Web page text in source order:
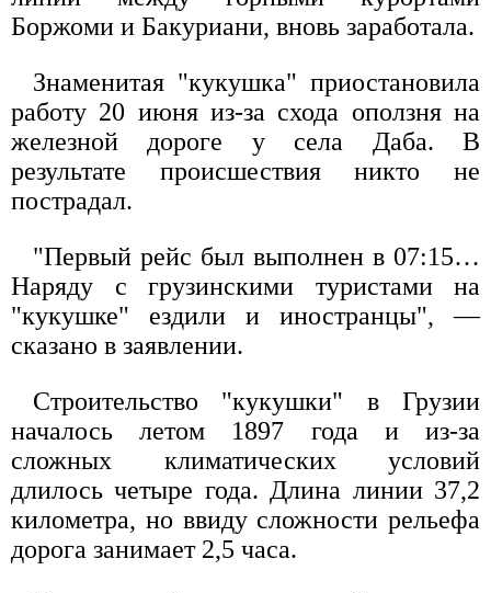
Боржоми и Бакуриани, вновь заработала.
Знаменитая "кукушка" приостановила
работу 20 июня из-за схода оползня на
железной дороге у села Даба. В
результате происшествия никто не
пострадал.
"Первый рейс был выполнен в 07:15…
Наряду с грузинскими туристами на
"кукушке" ездили и иностранцы", —
сказано в заявлении.
Строительство "кукушки" в Грузии
началось летом 1897 года и из-за
сложных климатических условий
длилось четыре года. Длина линии 37,2
километра, но ввиду сложности рельефа
дорога занимает 2,5 часа.